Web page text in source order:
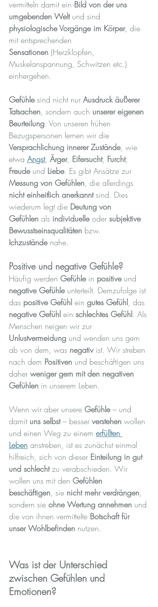
vermitteln damit ein Bild von der uns
umgebenden Welt und sind
physiologische Vorgänge im Körper, die
mit entsprechenden
Sensationen (Herzklopfen,
Muskelanspannung, Schwitzen etc.)
einhergehen.
Gefühle sind nicht nur Ausdruck äußerer
Tatsachen, sondern auch unserer eigenen
Beurteilung. Von unseren frühen
Bezugspersonen lernen wir die
Versprachlichung innerer Zustände, wie
etwa Angst, Ärger, Eifersucht, Furcht,
Freude und Liebe. Es gibt Ansätze zur
Messung von Gefühlen, die allerdings
nicht einheitlich anerkannt sind. Dies
wiederum legt die Deutung von
Gefühlen als individuelle oder subjektive
Bewusstseinsqualitäten bzw.
Ichzustände nahe.
Positive und negative Gefühle?
Häufig werden Gefühle in positive und
negative Gefühle unterteilt. Demzufolge ist
das positive Gefühl ein gutes Gefühl, das
negative Gefühl ein schlechtes Gefühl. Als
Menschen neigen wir zur
Unlustvermeidung und wenden uns gern
ab von dem, was negativ ist. Wir streben
nach dem Positiven und beschäftigen uns
daher weniger gern mit den negativen
Gefühlen in unserem Leben.
Wenn wir aber unsere Gefühle – und
damit uns selbst – besser verstehen wollen
und einen Weg zu einem erfüllten
Leben anstreben, ist es zunächst einmal
hilfreich, sich von dieser Einteilung in gut
und schlecht zu verabschieden. Wir
wollen uns mit den Gefühlen
beschäftigen, sie nicht mehr verdrängen,
sondern sie ohne Wertung annehmen und
die von ihnen vermittelte Botschaft für
unser Wohlbefinden nutzen.
Was ist der Unterschied
zwischen Gefühlen und
Emotionen?